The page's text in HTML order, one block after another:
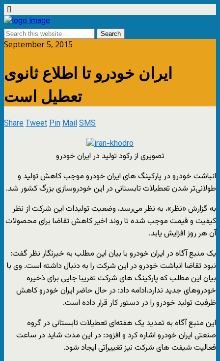
September 5, 2015
ایران خودرو تا اطلاع ثانوی
تعطیل است
ShareTweetPinMailSMS
تصویری از رکود تولید در ایران خودرو
انباشت خودرو در پارکینگ‌ های ایران خودرو موجب کاهش تولید و
طولانی‌تر شدن تعطیلات تابستانی در این خودروسازی بزرگ کشور شد.
به گزارش «نظر»، به نظر می‌رسد، وضعیت تولیدات این شرکت از نظر
کیفیت و قیمت موجب شده تا روند اخیر کاهش تقاضا برای محصولات
آن هر روز افزایش یابد.
یک منبع آگاه در ایران خودرو با بیان این مطلب به خبرنگار نظر گفت:
نبود تقاضا انباشت خودرو در این شرکت را به دنبال داشته است. وی با
بیان این مطلب که پارکینگ های شرکت تقریبا جایی برای ذخیره
خودروهای جدید ندارد،ادامه داد: در حال حاضر ایران خودرو کاهش
ظرفیت تولید خودرو را در دستور کار قرار داده است.
این منبع آگاه به تمدید یک هفته‌ای تعطیلات تابستانی در گروه
صنعتی ایران خودرو اشاره کرد و افزود: در این مدت شاید در ساعت
فعالیت شیفت های شرکت نیز تغییراتی ایجاد شود.